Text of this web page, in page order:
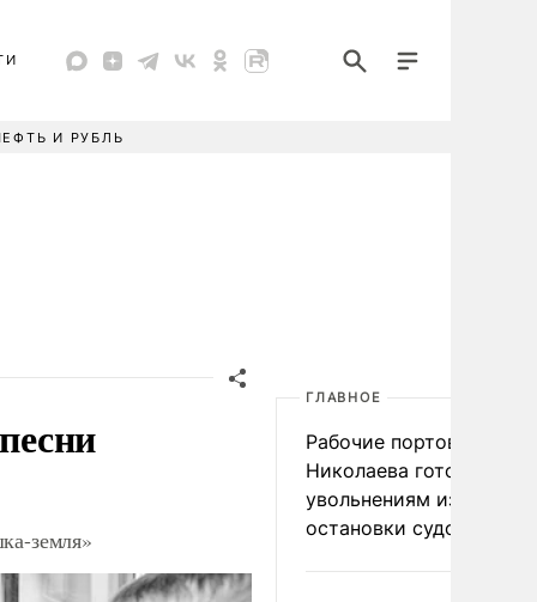
И РУБЛЬ
земля»
ГЛАВНОЕ
Рабочие портов
Николаева готовятся к
увольнениям из-за
остановки судоходства